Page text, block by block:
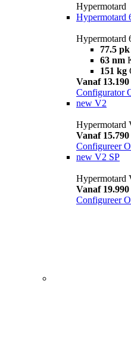
Hypermotard
Hypermotard
Hypermotard
77.5 pk
63 nm
151 kg
Vanaf 13.190
Configurator
new V2
Hypermotard
Vanaf 15.790
Configureer
new V2 SP
Hypermotard
Vanaf 19.990
Configureer